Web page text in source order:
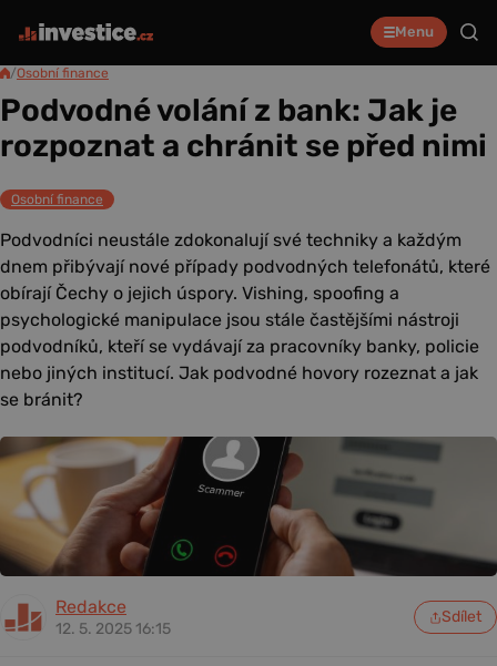
Menu
/Osobní finance
Podvodné volání z bank: Jak je
rozpoznat a chránit se před nimi
Osobní finance
Podvodníci neustále zdokonalují své techniky a každým
dnem přibývají nové případy podvodných telefonátů, které
obírají Čechy o jejich úspory. Vishing, spoofing a
psychologické manipulace jsou stále častějšími nástroji
podvodníků, kteří se vydávají za pracovníky banky, policie
nebo jiných institucí. Jak podvodné hovory rozeznat a jak
se bránit?
Redakce
12. 5. 2025 16:15
Sdílet